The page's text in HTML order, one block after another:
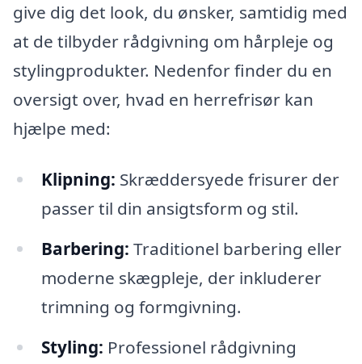
give dig det look, du ønsker, samtidig med
at de tilbyder rådgivning om hårpleje og
stylingprodukter. Nedenfor finder du en
oversigt over, hvad en herrefrisør kan
hjælpe med:
Klipning: Skræddersyede frisurer der
passer til din ansigtsform og stil.
Barbering: Traditionel barbering eller
moderne skægpleje, der inkluderer
trimning og formgivning.
Styling: Professionel rådgivning